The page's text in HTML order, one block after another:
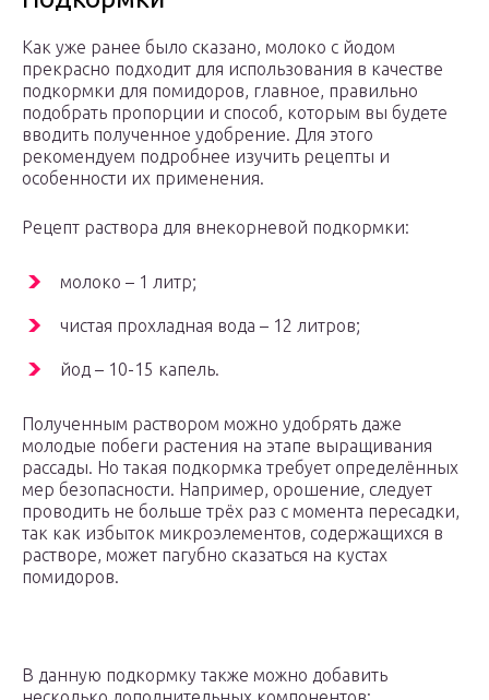
Как уже ранее было сказано, молоко с йодом
прекрасно подходит для использования в качестве
подкормки для помидоров, главное, правильно
подобрать пропорции и способ, которым вы будете
вводить полученное удобрение. Для этого
рекомендуем подробнее изучить рецепты и
особенности их применения.
Рецепт раствора для внекорневой подкормки:
молоко – 1 литр;
чистая прохладная вода – 12 литров;
йод – 10-15 капель.
Полученным раствором можно удобрять даже
молодые побеги растения на этапе выращивания
рассады. Но такая подкормка требует определённых
мер безопасности. Например, орошение, следует
проводить не больше трёх раз с момента пересадки,
так как избыток микроэлементов, содержащихся в
растворе, может пагубно сказаться на кустах
помидоров.
В данную подкормку также можно добавить